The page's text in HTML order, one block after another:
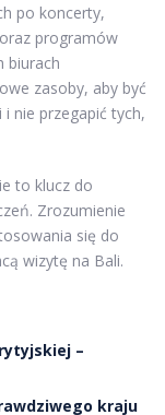
po koncerty,
programów
biurach
zasoby, aby być
nie przegapić tych,
to klucz do
Zrozumienie
się do
wizytę na Bali.
–
kraju